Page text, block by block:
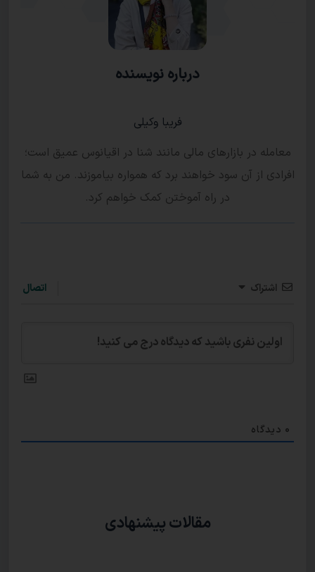
درباره نویسنده
فریبا وکیلی
معامله در بازارهای مالی مانند شنا در اقیانوس عمیق است؛
افرادی از آن سود خواهند برد که همواره بیاموزند. من به شما
در راه آموختن کمک خواهم کرد.
اشتراک اتصال
0 دیدگاه
مقالات پیشنهادی